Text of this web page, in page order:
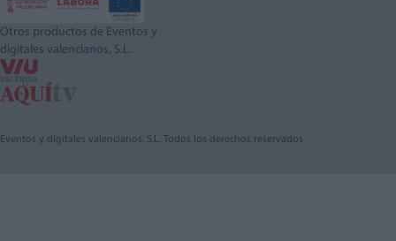
Otros productos de Eventos y
digitales valencianos, S.L.
Eventos y digitales valencianos, S.L. Todos los derechos reservados